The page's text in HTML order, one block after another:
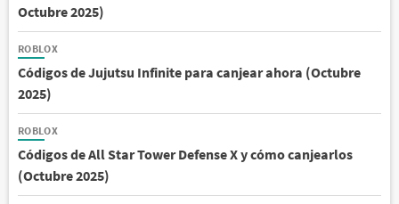
Octubre 2025)
ROBLOX
Códigos de Jujutsu Infinite para canjear ahora (Octubre
2025)
ROBLOX
Códigos de All Star Tower Defense X y cómo canjearlos
(Octubre 2025)